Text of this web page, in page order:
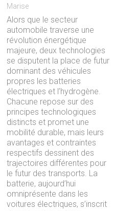
Marise
Alors que le secteur
automobile traverse une
révolution énergétique
majeure, deux technologies
se disputent la place de futur
dominant des véhicules
propres les batteries
électriques et l’hydrogène.
Chacune repose sur des
principes technologiques
distincts et promet une
mobilité durable, mais leurs
avantages et contraintes
respectifs dessinent des
trajectoires différentes pour
le futur des transports. La
batterie, aujourd’hui
omniprésente dans les
voitures électriques, s’inscrit